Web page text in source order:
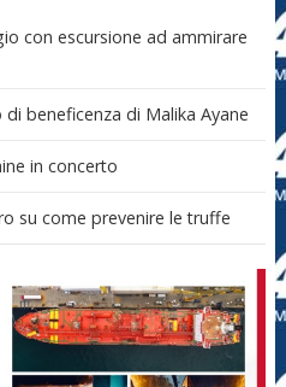
con escursione ad ammirare
beneficenza di Malika Ayane
in concerto
su come prevenire le truffe